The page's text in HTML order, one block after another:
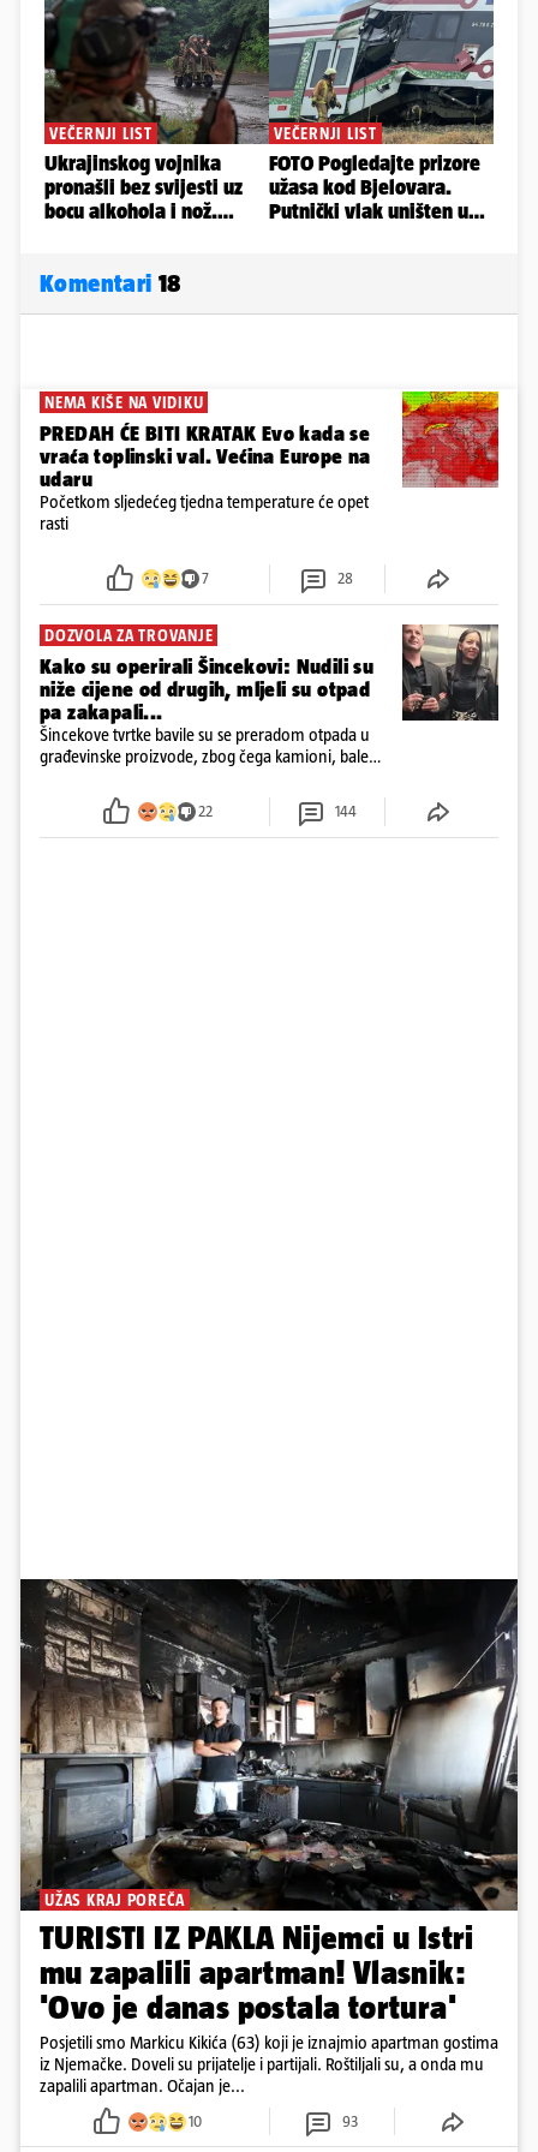
Komentari 18
NEMA KIŠE NA VIDIKU
PREDAH ĆE BITI KRATAK Evo kada se
vraća toplinski val. Većina Europe na
udaru
Početkom sljedećeg tjedna temperature će opet
rasti
7 28
DOZVOLA ZA TROVANJE
Kako su operirali Šincekovi: Nudili su
niže cijene od drugih, mljeli su otpad
pa zakapali...
Šincekove tvrtke bavile su se preradom otpada u
građevinske proizvode, zbog čega kamioni, bale
22 144
UŽAS KRAJ POREČA
TURISTI IZ PAKLA Nijemci u Istri
mu zapalili apartman! Vlasnik:
'Ovo je danas postala tortura'
Posjetili smo Markicu Kikića (63) koji je iznajmio apartman gostima
iz Njemačke. Doveli su prijatelje i partijali. Roštiljali su, a onda mu
zapalili apartman. Očajan je...
10 93